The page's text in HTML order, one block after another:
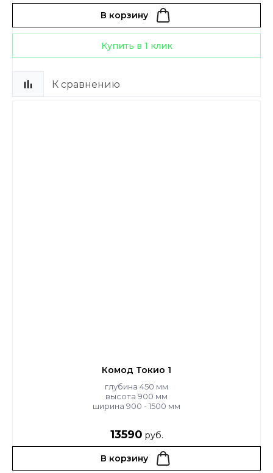
В корзину
Купить в 1 клик
К сравнению
Комод Токио 1
глубина 450 мм
высота 900 мм
ширина 900 - 1500 мм
13590 руб.
В корзину